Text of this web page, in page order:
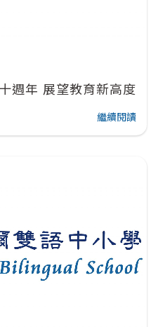
週年 展望教育新高度
繼續閱讀